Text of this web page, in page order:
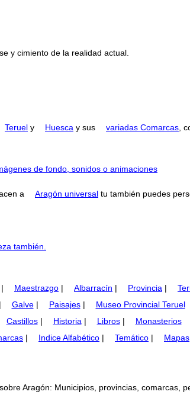
y cimiento de la realidad actual.
Teruel y Huesca y sus variadas Comarcas ,
de fondo, sonidos o animaciones
a Aragón universal tu también puedes
también.
| Maestrazgo | Albarracín | Provincia |
| Galve| Paisajes|
Museo Provincial Teruel
Castillos| Historia | Libros|
Monasterios
| Indice Alfabético | Temático | Mapas
Aragón: Municipios, provincias, comarcas,